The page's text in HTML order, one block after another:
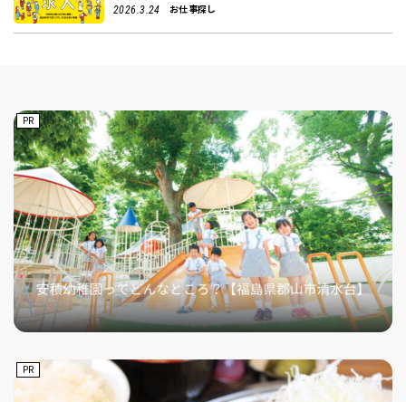
2026.3.24 お仕事探し
PR
PR